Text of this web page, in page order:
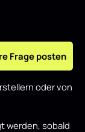
Frage posten
oder von
werden, sobald